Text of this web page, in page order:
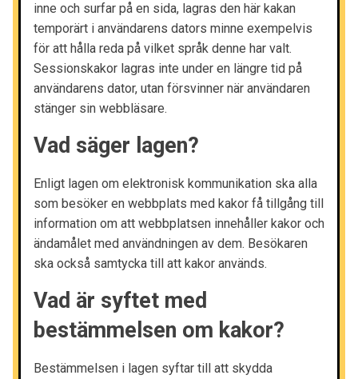
inne och surfar på en sida, lagras den här kakan
temporärt i användarens dators minne exempelvis
för att hålla reda på vilket språk denne har valt.
Sessionskakor lagras inte under en längre tid på
användarens dator, utan försvinner när användaren
stänger sin webbläsare.
Vad säger lagen?
Enligt lagen om elektronisk kommunikation ska alla
som besöker en webbplats med kakor få tillgång till
information om att webbplatsen innehåller kakor och
ändamålet med användningen av dem. Besökaren
ska också samtycka till att kakor används.
Vad är syftet med
bestämmelsen om kakor?
Bestämmelsen i lagen syftar till att skydda